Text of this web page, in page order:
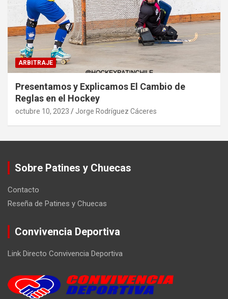
ARBITRAJE
Presentamos y Explicamos El Cambio de
Reglas en el Hockey
octubre 10, 2023 Jorge Rodríguez Cáceres
Sobre Patines y Chuecas
Contacto
Reseña de Patines y Chuecas
Convivencia Deportiva
Link Directo Convivencia Deportiva